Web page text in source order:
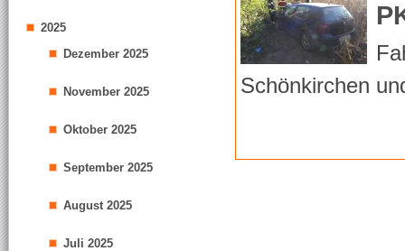
2025
Dezember 2025
November 2025
Oktober 2025
September 2025
August 2025
Juli 2025
Schönkirchen